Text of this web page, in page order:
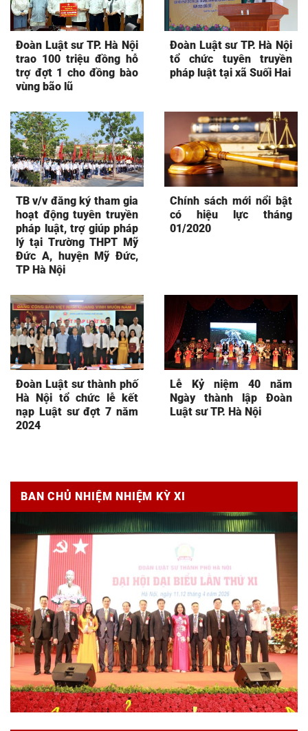
Đoàn Luật sư TP. Hà Nội
trao 100 triệu đồng hỗ
trợ đợt 1 cho đồng bào
vùng bão lũ
Đoàn Luật sư TP. Hà Nội
tổ chức tuyên truyền
pháp luật tại xã Suối Hai
TB v/v đăng ký tham gia
hoạt động tuyên truyền
pháp luật, trợ giúp pháp
lý tại Trường THPT Mỹ
Đức A, huyện Mỹ Đức,
TP Hà Nội
Chính sách mới nổi bật
có hiệu lực tháng
01/2020
Đoàn Luật sư thành phố
Hà Nội tổ chức lễ kết
nạp Luật sư đợt 7 năm
2024
Lễ Kỷ niệm 40 năm
Ngày thành lập Đoàn
Luật sư TP. Hà Nội
BAN CHỦ NHIỆM NHIỆM KỲ XI